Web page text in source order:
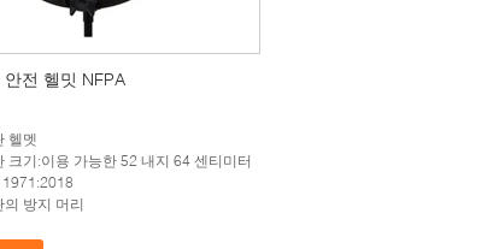
안전 헬밋 NFPA
헬멧
크기:이용 가능한 52 내지 64 센티미터
1971:2018
방지 머리